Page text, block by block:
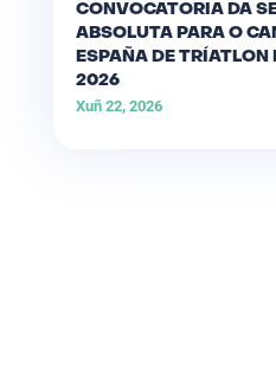
CONVOCATORIA DA
ABSOLUTA PARA O
ESPAÑA DE
2026
Xuñ 22, 2026